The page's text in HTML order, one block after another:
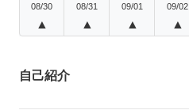
08/30
▲
08/31
▲
09/01
▲
09/02
▲
自己紹介